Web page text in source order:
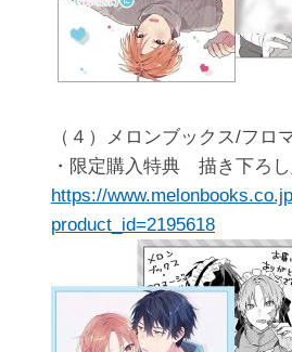
（４）メロンブックス/フロ
・限定購入特典 描き下ろ
https://
product_id=2195618